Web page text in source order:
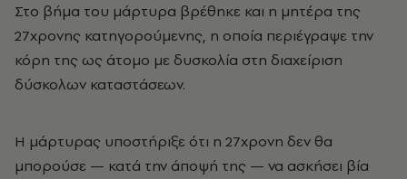
Στο βήμα του μάρτυρα βρέθηκε και η μητέρα της
27χρονης κατηγορούμενης, η οποία περιέγραψε την
κόρη της ως άτομο με δυσκολία στη διαχείριση
δύσκολων καταστάσεων.
Η μάρτυρας υποστήριξε ότι η 27χρονη δεν θα
μπορούσε — κατά την άποψή της — να ασκήσει βία